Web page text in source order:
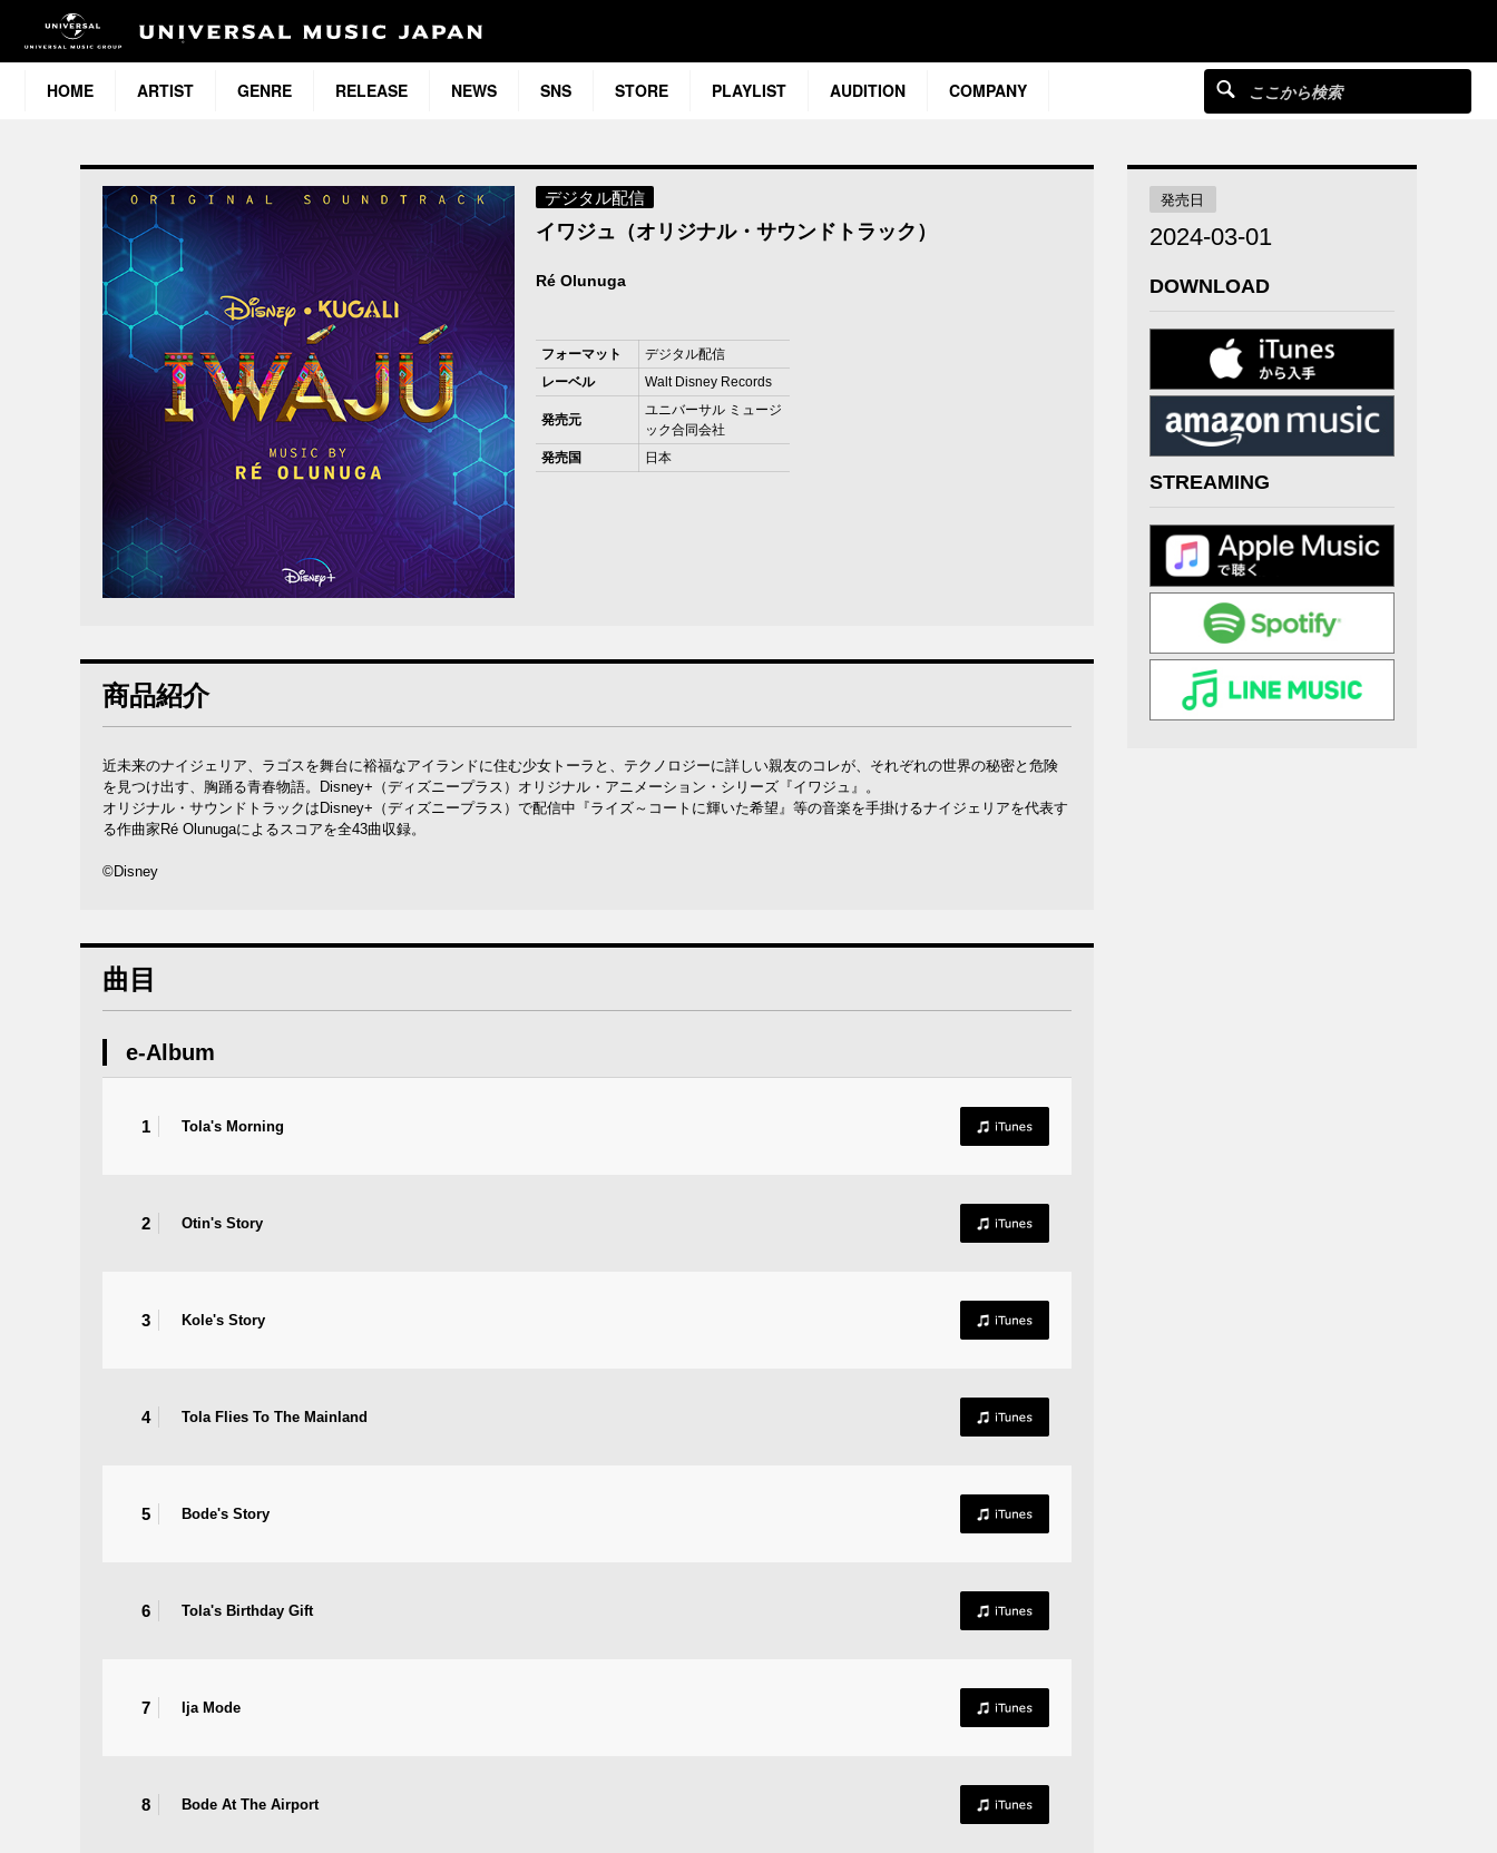
HOME ARTIST GENRE RELEASE NEWS SNS STORE PLAYLIST AUDITION COMPANY
デジタル配信
イワジュ（オリジナル・サウンドトラック）
Ré Olunuga
フォーマット
デジタル配信
レーベル
Walt Disney Records
発売元
ユニバーサル ミュージ
ック合同会社
発売国
日本
商品紹介
近未来のナイジェリア、ラゴスを舞台に裕福なアイランドに住む少女トーラと、テクノロジーに詳しい親友のコレが、それぞれの世界の秘密と危険
を見つけ出す、胸踊る青春物語。Disney+（ディズニープラス）オリジナル・アニメーション・シリーズ『イワジュ』。
オリジナル・サウンドトラックはDisney+（ディズニープラス）で配信中『ライズ～コートに輝いた希望』等の音楽を手掛けるナイジェリアを代表す
る作曲家Ré Olunugaによるスコアを全43曲収録。
©Disney
曲目
e-Album
1 Tola's Morning
2 Otin's Story
3 Kole's Story
4 Tola Flies To The Mainland
5 Bode's Story
6 Tola's Birthday Gift
7 Ija Mode
8 Bode At The Airport
発売日
2024-03-01
DOWNLOAD
STREAMING